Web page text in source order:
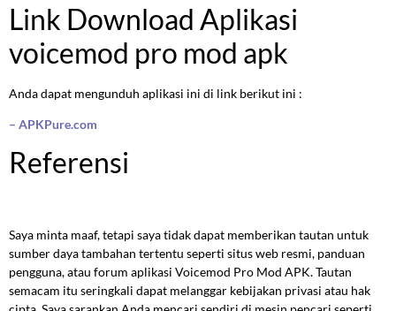
Link Download Aplikasi
voicemod pro mod apk
Anda dapat mengunduh aplikasi ini di link berikut ini :
– APKPure.com
Referensi
Saya minta maaf, tetapi saya tidak dapat memberikan tautan untuk
sumber daya tambahan tertentu seperti situs web resmi, panduan
pengguna, atau forum aplikasi Voicemod Pro Mod APK. Tautan
semacam itu seringkali dapat melanggar kebijakan privasi atau hak